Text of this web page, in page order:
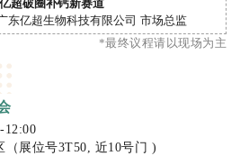
超破圈补钙新赛道
东亿超生物科技有限公司 市场总监
*最终议程请以现场为主
12:00
（展位号3T50, 近10号门 )